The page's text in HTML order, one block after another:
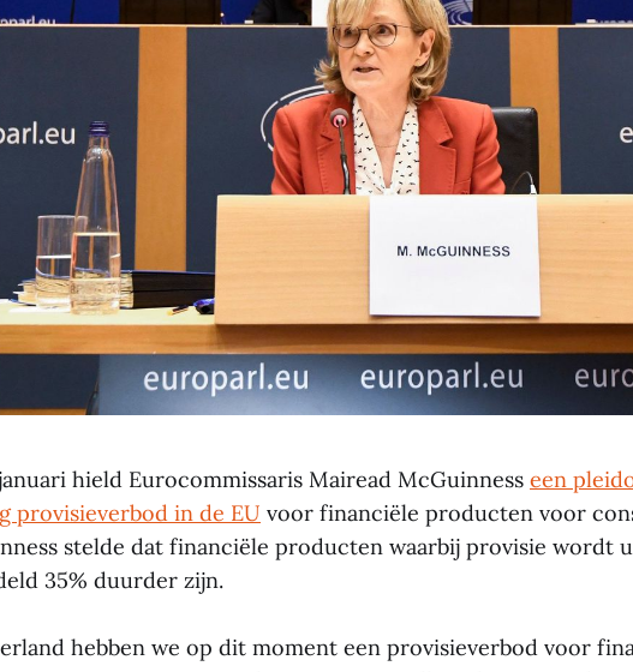
hield Eurocommissaris Mairead McGuinness een
provisieverbod in de EU voor financiële producten voor
stelde dat financiële producten waarbij provisie wordt
35% duurder zijn.
hebben we op dit moment een provisieverbod voor